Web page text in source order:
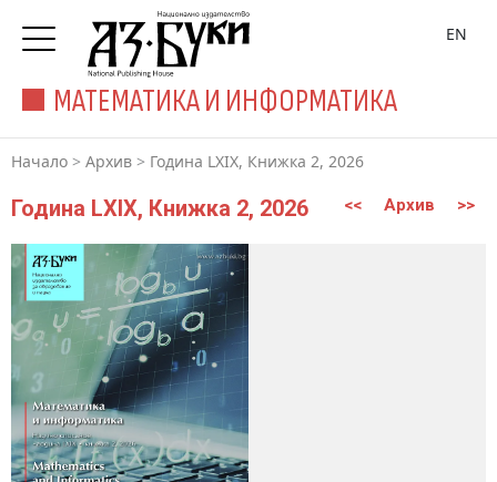
МАТЕМАТИКА И ИНФОРМАТИКА
EN
Начало > Архив > Година LXIX, Книжка 2, 2026
Година LXIX, Книжка 2, 2026 << Архив >>